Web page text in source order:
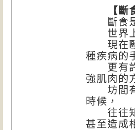
【斷食
斷食是
世界上
現在歐
種疾病的
更有許
強肌肉的
坊間有
時候，
往往知
甚至造成